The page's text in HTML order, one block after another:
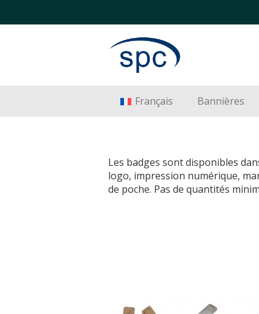
Français Bannières
Les badges sont disponibles
logo, impression numérique,
de poche. Pas de quantités